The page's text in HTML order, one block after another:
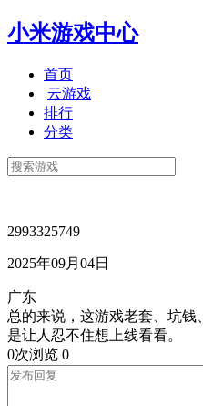
小米游戏中心
首页
云游戏
排行
分类
2993325749
2025年09月04日
广东
总的来说，这游戏老套、坑
是让人忍不住想上线看看。
0次浏览 0